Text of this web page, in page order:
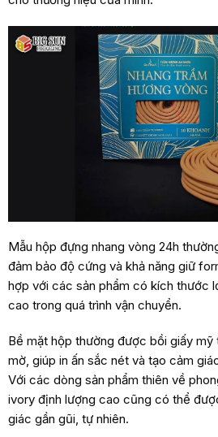
Mẫu hộp đựng nhang vòng 24h
đảm bảo độ cứng và khả năng giữ
hợp với các sản phẩm có kích thước
cao trong quá trình vận chuyển.
Bề mặt hộp thường được bồi giấy
mờ, giúp in ấn sắc nét và tạo cảm
Với các dòng sản phẩm thiên về
ivory định lượng cao cũng có thể
giác gần gũi, tự nhiên.